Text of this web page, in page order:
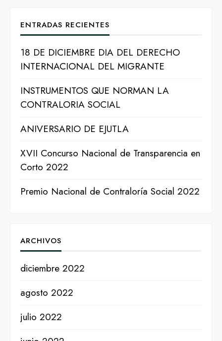
ENTRADAS RECIENTES
18 DE DICIEMBRE DIA DEL DERECHO
INTERNACIONAL DEL MIGRANTE
INSTRUMENTOS QUE NORMAN LA
CONTRALORIA SOCIAL
ANIVERSARIO DE EJUTLA
XVII Concurso Nacional de Transparencia en
Corto 2022
Premio Nacional de Contraloría Social 2022
ARCHIVOS
diciembre 2022
agosto 2022
julio 2022